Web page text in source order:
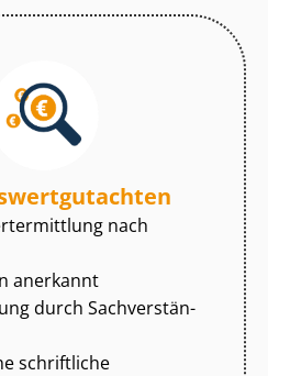
nach
anerkannt
durch Sach­ver­stän­
schriftliche